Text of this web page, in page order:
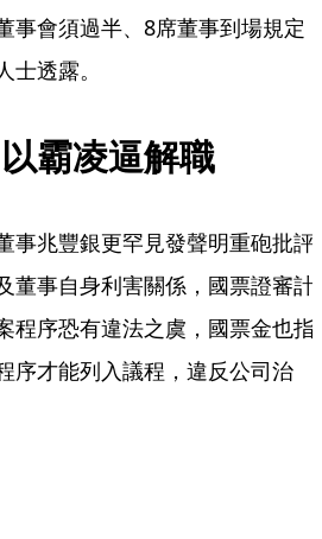
事會須過半、8席董事到場規定
透露。
霸凌逼解職
事兆豐銀更罕見發聲明重砲批評
董事自身利害關係，國票證審計
程序恐有違法之虞，國票金也指
序才能列入議程，違反公司治